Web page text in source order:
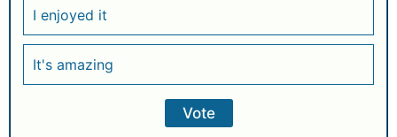
I enjoyed it
It's amazing